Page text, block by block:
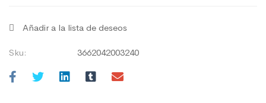
Añadir a la lista de deseos
Sku: 3662042003240